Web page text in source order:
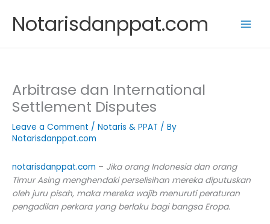
content
Notarisdanppat.com
Arbitrase dan International
Settlement Disputes
Leave a Comment / Notaris & PPAT / By
Notarisdanppat.com
notarisdanppat.com – Jika orang Indonesia dan orang
Timur Asing menghendaki perselisihan mereka diputuskan
oleh juru pisah, maka mereka wajib menuruti peraturan
pengadilan perkara yang berlaku bagi bangsa Eropa.